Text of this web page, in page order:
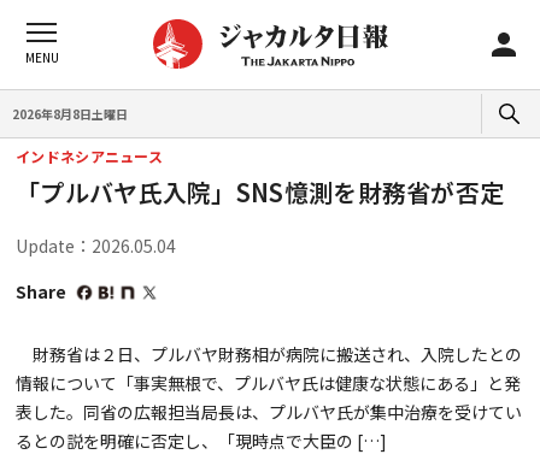
2026年8月8日土曜日
インドネシアニュース
「プルバヤ氏入院」SNS憶測を財務省が否定
Update：2026.05.04
Share
財務省は２日、プルバヤ財務相が病院に搬送され、入院したとの
情報について「事実無根で、プルバヤ氏は健康な状態にある」と発
表した。同省の広報担当局長は、プルバヤ氏が集中治療を受けてい
るとの説を明確に否定し、「現時点で大臣の […]